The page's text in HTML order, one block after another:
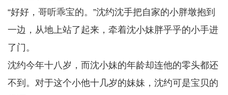
“好好，哥听乖宝的。”沈约沈手把自家的小胖墩抱到
一边，从地上站了起来，牵着沈小妹胖乎乎的小手进
了门。
沈约今年十八岁，而沈小妹的年龄却连他的零头都还
不到。对于这个小他十几岁的妹妹，沈约可是宝贝的